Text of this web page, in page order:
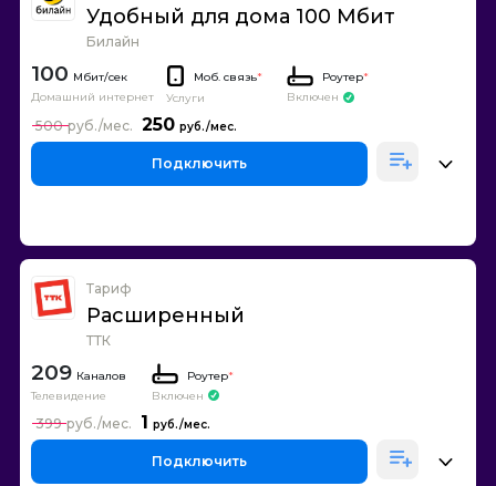
Удобный для дома 100 Мбит
Билайн
100
Домашний интернет
Моб. связь*
Услуги
Роутер*
Включен
250
500
Подключить
Тариф
Расширенный
ТТК
209 Каналов
Телевидение
Роутер*
Включен
1
399
Подключить